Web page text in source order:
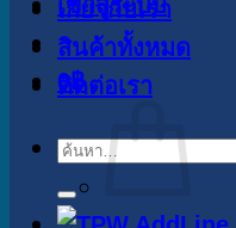
0฿
เกี่ยวกับเรา
สินค้าทั้งหมด
ติดต่อเรา
ค้นหา: